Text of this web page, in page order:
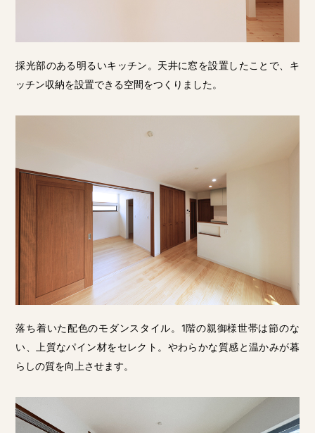
採光部のある明るいキッチン。天井に窓を設置したことで、キ
ッチン収納を設置できる空間をつくりました。
落ち着いた配色のモダンスタイル。1階の親御様世帯は節のな
い、上質なパイン材をセレクト。やわらかな質感と温かみが暮
らしの質を向上させます。